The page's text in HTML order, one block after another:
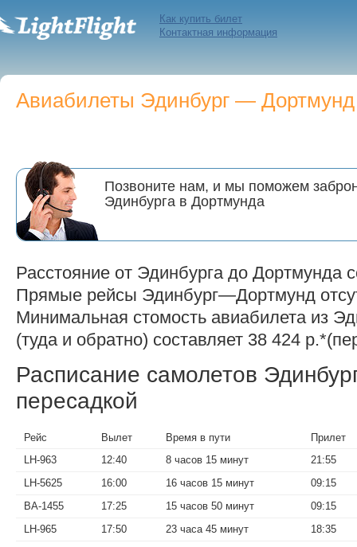
Как купить билет
Контактная информация
Авиабилеты Эдинбург — Дортмунд
Позвоните нам, и мы поможем
Эдинбурга в Дортмунда
Расстояние от Эдинбурга до Дортмунда
Прямые рейсы Эдинбург—Дортмунд
Минимальная стомость авиабилета из
(туда и обратно) составляет 38 424
Расписание самолетов
пересадкой
Рейс Вылет Время в пути
Прилет
LH-963
12:40 8 часов 15 минут
21:55
LH-5625
16:00 16 часов 15 минут
09:15
BA-1455
17:25 15 часов 50 минут
09:15
LH-965
17:50 23 часа 45 минут 18:35